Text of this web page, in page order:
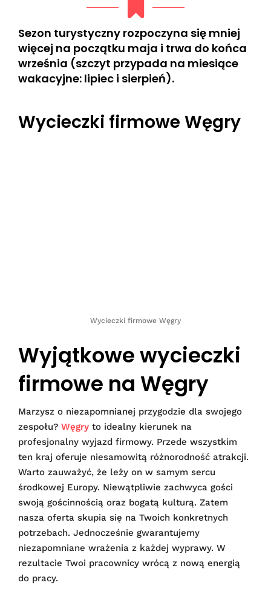
Sezon turystyczny rozpoczyna się mniej
więcej na początku maja i trwa do końca
września (szczyt przypada na miesiące
wakacyjne: lipiec i sierpień).
Wycieczki firmowe Węgry
Wycieczki firmowe Węgry
Wyjątkowe wycieczki
firmowe na Węgry
Marzysz o niezapomnianej przygodzie dla swojego
zespołu? Węgry to idealny kierunek na
profesjonalny wyjazd firmowy. Przede wszystkim
ten kraj oferuje niesamowitą różnorodność atrakcji.
Warto zauważyć, że leży on w samym sercu
środkowej Europy. Niewątpliwie zachwyca gości
swoją gościnnością oraz bogatą kulturą. Zatem
nasza oferta skupia się na Twoich konkretnych
potrzebach. Jednocześnie gwarantujemy
niezapomniane wrażenia z każdej wyprawy. W
rezultacie Twoi pracownicy wrócą z nową energią
do pracy.